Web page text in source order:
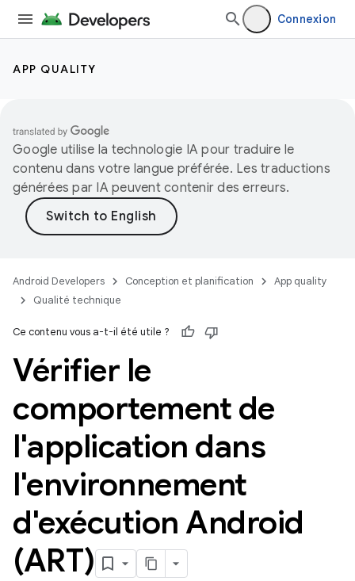
Connexion
APP QUALITY
Google utilise la technologie IA pour traduire le
contenu dans votre langue préférée. Les traductions
générées par IA peuvent contenir des erreurs.
Android Developers Conception et planification
App quality
Qualité technique
Ce contenu vous a-t-il été utile ?
Vérifier le
comportement de
l'application dans
l'environnement
d'exécution Android
(ART)